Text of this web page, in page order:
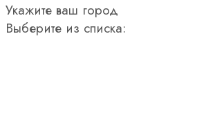
Укажите ваш город
Выберите из списка: